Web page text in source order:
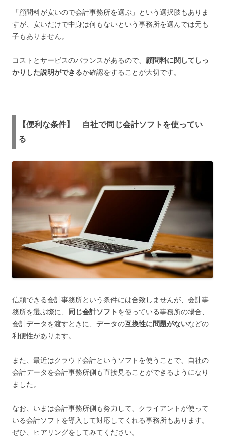
「顧問料が安いので会計事務所を選ぶ」という選択肢もありま
すが、安いだけで中身は何もないという事務所を選んでは元も
子もありません。
コストとサービスのバランスがあるので、 顧問料に関してしっ
かりした説明ができるか確認をすることが大切です。
【便利な条件】 自社で同じ会計ソフトを使ってい
る
信頼できる会計事務所という条件には合致しませんが、会計事
務所を選ぶ際に、
同じ会計ソフト を使っている事務所の場合、
会計データを渡すときに、データの互換性に問題がないなどの
利便性があります。
また、最近はクラウド会計というソフトを使うことで、自社の
会計データを会計事務所側も直接見ることができるようになり
ました。
なお、いまは会計事務所側も努力して、クライアントが使って
いる会計ソフトを導入して対応してくれる事務所もあります。
ぜひ、ヒアリングをしてみてください。